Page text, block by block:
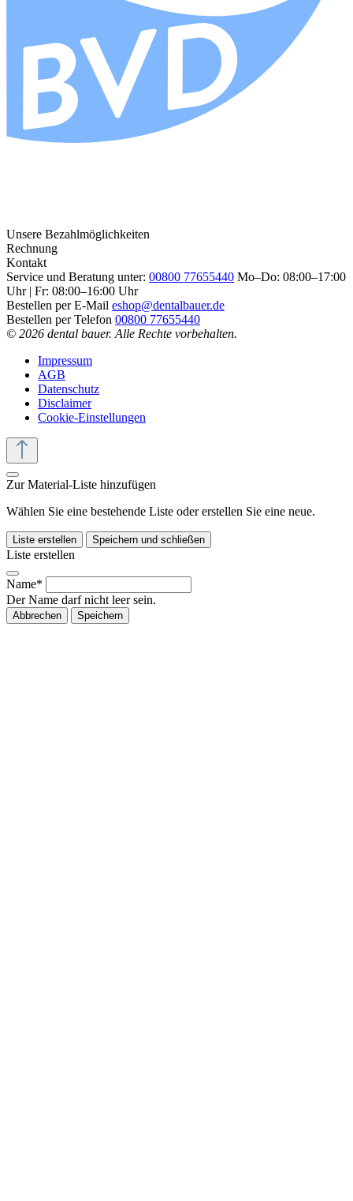
Unsere Bezahlmöglichkeiten
Rechnung
Kontakt
Service und Beratung unter: 00800 77655440 Mo–Do: 08:00–17:00
Uhr | Fr: 08:00–16:00 Uhr
Bestellen per E-Mail eshop@dentalbauer.de
Bestellen per Telefon 00800 77655440
© 2026 dental bauer. Alle Rechte vorbehalten.
Impressum
AGB
Datenschutz
Disclaimer
Cookie-Einstellungen
Zur Material-Liste hinzufügen
Wählen Sie eine bestehende Liste oder erstellen Sie eine neue.
Liste erstellen Speichern und schließen
Liste erstellen
Name*
Der Name darf nicht leer sein.
Abbrechen Speichern